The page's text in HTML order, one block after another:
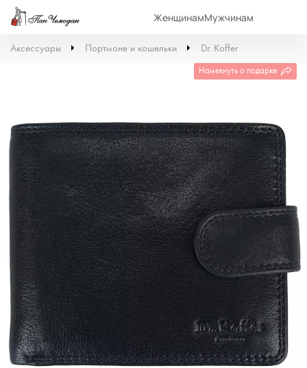
ЖенщинамМужчинам
Аксессуары Портмоне и кошельки Dr. Koffer
Намекнуть о подарке